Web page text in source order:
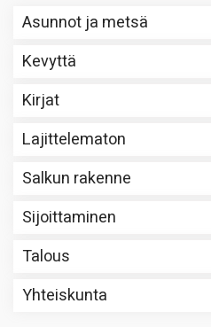
Asunnot ja metsä
Kevyttä
Kirjat
Lajittelematon
Salkun rakenne
Sijoittaminen
Talous
Yhteiskunta